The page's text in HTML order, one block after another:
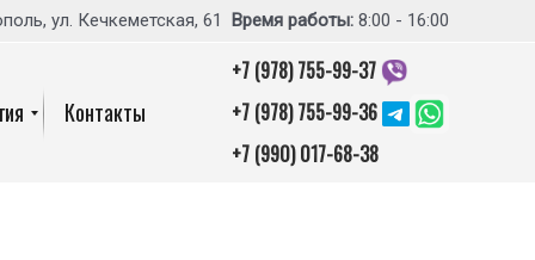
ул. Кечкеметская, 61 Время работы: 8:00 - 16:00
Контакты
+7 (978) 755-99-37
+7 (978) 755-99-36
‎+7 (990) 017-68-38